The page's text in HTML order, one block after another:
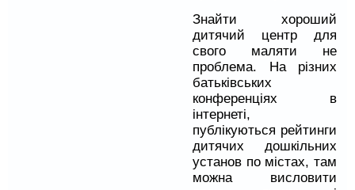
Знайти хороший
дитячий центр для
свого маляти не
проблема. На різних
батьківських
конференціях в
інтернеті,
публікуються рейтинги
дитячих дошкільних
установ по містах, там
можна висловити